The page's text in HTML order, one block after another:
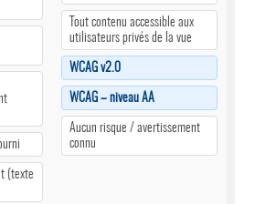
(texte
Tout contenu accessible aux
utilisateurs privés de la vue
WCAG v2.0
WCAG – niveau AA
Aucun risque / avertissement
connu